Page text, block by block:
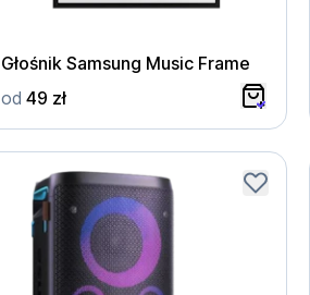
Głośnik Samsung Music Frame
od 49 zł